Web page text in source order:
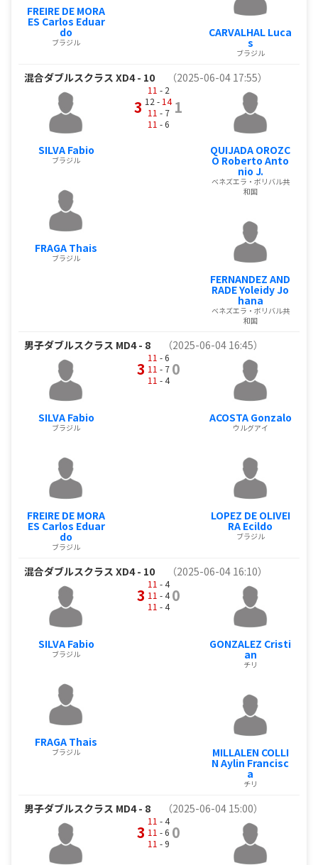
FREIRE DE MORA
ES Carlos Eduar
do
ブラジル
CARVALHAL Luca
s
ブラジル
混合ダブルスクラス XD4 - 10 （2025-06-04 17:55）
SILVA Fabio
ブラジル
FRAGA Thais
ブラジル
3
11 - 2
12 - 14
11 - 7
11 - 6
1
QUIJADA OROZC
O Roberto Anto
nio J.
ベネズエラ・ボリバル共
和国
FERNANDEZ AND
RADE Yoleidy Jo
hana
ベネズエラ・ボリバル共
和国
男子ダブルスクラス MD4 - 8 （2025-06-04 16:45）
SILVA Fabio
ブラジル
FREIRE DE MORA
ES Carlos Eduar
do
ブラジル
3
11 - 6
11 - 7
11 - 4
0
ACOSTA Gonzalo
ウルグアイ
LOPEZ DE OLIVEI
RA Ecildo
ブラジル
混合ダブルスクラス XD4 - 10 （2025-06-04 16:10）
SILVA Fabio
ブラジル
FRAGA Thais
ブラジル
3
11 - 4
11 - 4
11 - 4
0
GONZALEZ Cristi
an
チリ
MILLALEN COLLI
N Aylin Francisc
a
チリ
男子ダブルスクラス MD4 - 8 （2025-06-04 15:00）
3
11 - 4
11 - 6
11 - 9
0